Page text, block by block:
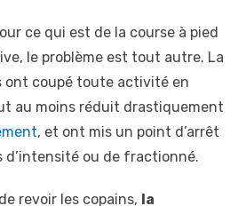
ce qui est de la course à pied
le problème est tout autre. La
ont coupé toute activité en
au moins réduit drastiquement
, et ont mis un point d’arrêt
d’intensité ou de fractionné.
revoir les copains, la